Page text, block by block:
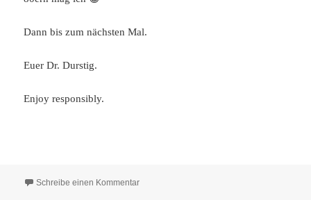
Dann bis zum nächsten Mal.
Euer Dr. Durstig.
Enjoy responsibly.
Schreibe einen Kommentarzu Das aktuelle Bierstudio Ep. 33, feat. Dr.